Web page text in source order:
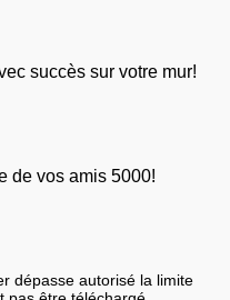
succès sur votre mur!
de vos amis 5000!
dépasse autorisé la limite